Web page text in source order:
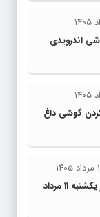
اندرویدی
گوشی داغ
۱۴۰۵
روزنامه های استانی امروز یکشنبه ۱۱ مرداد